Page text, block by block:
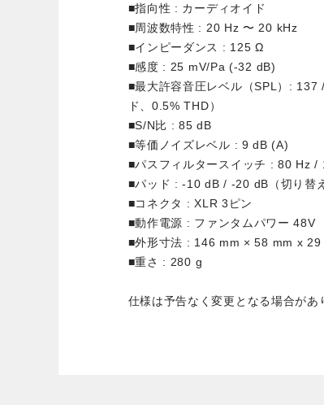
■指向性 : カーディオイド
■周波数特性 : 20 Hz 〜 20 kHz
■インピーダンス : 125 Ω
■感度 : 25 mV/Pa (-32 dB)
■最大許容音圧レベル（SPL）:
ド、0.5% THD）
■S/N比 : 85 dB
■等価ノイズレベル : 9 dB (A)
■パスフィルタースイッチ : 80 Hz /
■パッド : -10 dB / -20 dB（切り替
■コネクタ : XLR 3ピン
■動作電源 : ファンタムパワー 48V
■外形寸法 : 146 mm × 58 mm x 29
■重さ : 280 g
仕様は予告なく変更となる場合があ